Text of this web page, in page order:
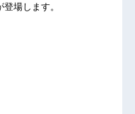
場します。